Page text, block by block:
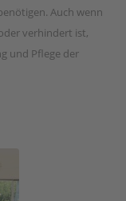
Auch wenn
verhindert ist,
und Pflege der